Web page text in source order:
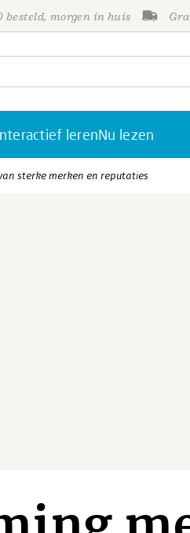
besteld, morgen in huis
lerenNu lezen
sterke merken en reputaties